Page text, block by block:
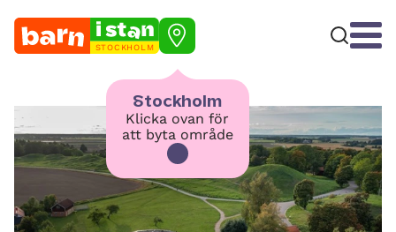
STOCKHOLM
Stockholm
Klicka ovan för
att byta område